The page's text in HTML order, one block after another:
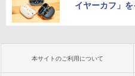
イヤーカフ」
本サイトのご利用について